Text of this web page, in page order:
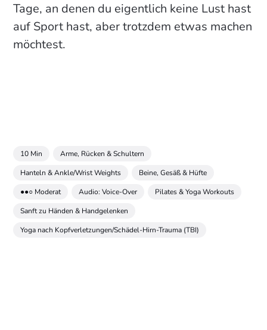
Tage, an denen du eigentlich keine Lust hast
auf Sport hast, aber trotzdem etwas machen
möchtest.
10 Min
Arme, Rücken & Schultern
Hanteln & Ankle/Wrist Weights
Beine, Gesäß & Hüfte
●●○ Moderat
Audio: Voice-Over
Pilates & Yoga Workouts
Sanft zu Händen & Handgelenken
Yoga nach Kopfverletzungen/Schädel-Hirn-Trauma (TBI)